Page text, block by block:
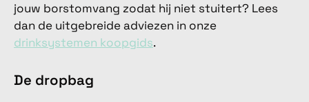
jouw borstomvang zodat hij niet stuitert? Lees
dan de uitgebreide adviezen in onze
drinksystemen koopgids.
De dropbag